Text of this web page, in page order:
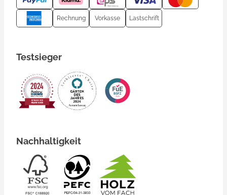
Rechnung Vorkasse Lastschrift
Testsieger
Nachhaltigkeit